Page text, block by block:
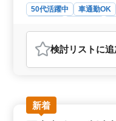
50代活躍中 車通勤OK
おすすめポイント
＜車通勤可能＞ 車通
提供します。通勤時間
なシニア世代が多く
験を尊重し合いながら
す。 ＜経験者募集＞
検討リスト に追
新着